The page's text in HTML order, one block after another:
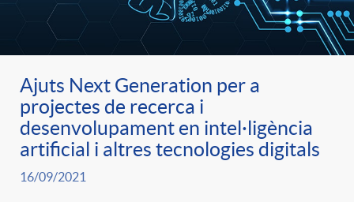
r
a
S
p
e
r
e
n
i
i
c
a
Ajuts Next Generation per a
projectes de recerca i
desenvolupament en intel·ligència
artificial i altres tecnologies digitals
16/09/2021